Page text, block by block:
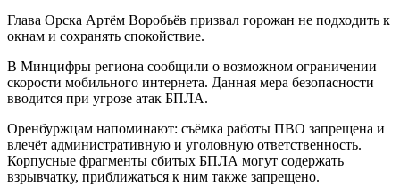
Глава Орска Артём Воробьёв призвал горожан не подходить к
окнам и сохранять спокойствие.
В Минцифры региона сообщили о возможном ограничении
скорости мобильного интернета. Данная мера безопасности
вводится при угрозе атак БПЛА.
Оренбуржцам напоминают: съёмка работы ПВО запрещена и
влечёт административную и уголовную ответственность.
Корпусные фрагменты сбитых БПЛА могут содержать
взрывчатку, приближаться к ним также запрещено.